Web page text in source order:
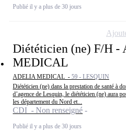
Publié il y a plus de 30 jours
Diététicien (ne) F/H -
MEDICAL
ADELIA MEDICAL - 59 - LESQUIN
Diététicien (ne) dans la prestation de santé à
d’agence de Lesquin, le diététicien (ne) aura
les département du Nord et...
CDI - Non renseigné
Publié il y a plus de 30 jours